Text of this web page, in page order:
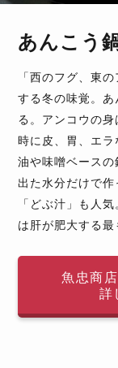
あんこう
「西のフグ、東
する冬の味覚。
る。アンコウの
時に皮、胃、エ
油や味噌ベース
出た水分だけで
「どぶ汁」も人
は肝が肥大する最
魚忠商
詳